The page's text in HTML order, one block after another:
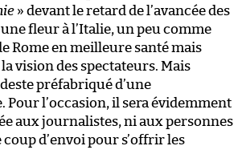
» devant le retard de l’avancée des
fleur à l’Italie, un peu comme
Rome en meilleure santé mais
vision des spectateurs. Mais
préfabriqué d’une
l’occasion, il sera évidemment
aux journalistes, ni aux personnes
d’envoi pour s’offrir les